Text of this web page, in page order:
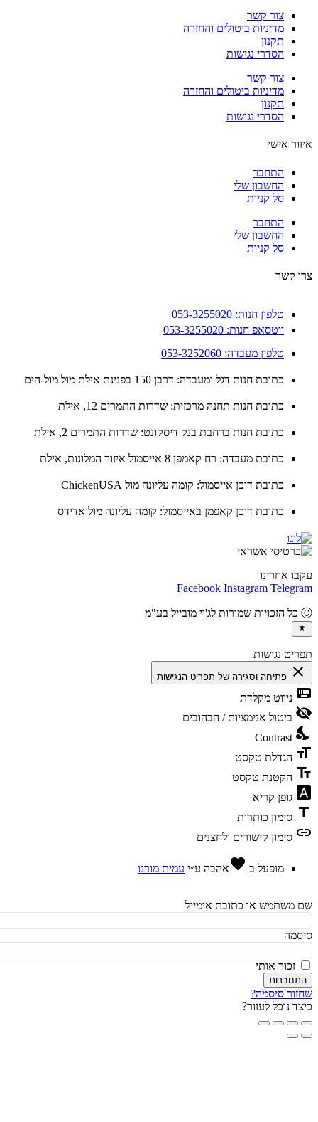
צור קשר
מדיניות ביטולים והחזרה
תקנון
הסדרי נגישות
צור קשר
מדיניות ביטולים והחזרה
תקנון
הסדרי נגישות
אישי
התחבר
החשבון שלי
סל קניות
התחבר
החשבון שלי
סל קניות
קשר
טלפון חנות: 053-3255020
ווטסאפ חנות: 053-3255020
טלפון מעבדה: 053-3252060
כתובת חנות דגל ומעבדה: דרבן 150 בפנינת אילת מול מול-הים
כתובת חנות תחנה מרכזית: שדרות התמרים 12, אילת
כתובת חנות ברחבת בנק דיסקונט: שדרות התמרים 2, אילת
כתובת מעבדה: רח קאמפן 8 אייסמול איזור המלונות, אילת
כתובת דוכן אייסמול: קומה עליונה מול ChickenUSA
כתובת דוכן קאפמן באייסמול: קומה עליונה מול אדידס
אחרינו
Facebook Instagram
נגישות
פתיחה וסגירה של תפריט הנגישות
ניווט מקלדת
ביטול אנימציות / הבהובים
Contrast
הגדלת טקסט
הקטנת טקסט
גופן קריא
סימון כותרות
סימון קישורים ולחצנים
מופעל בfavorite אהבהע״י עמית מורנו
או כתובת אימייל
זכור אותי
סיסמה?
נוכל לעזור?